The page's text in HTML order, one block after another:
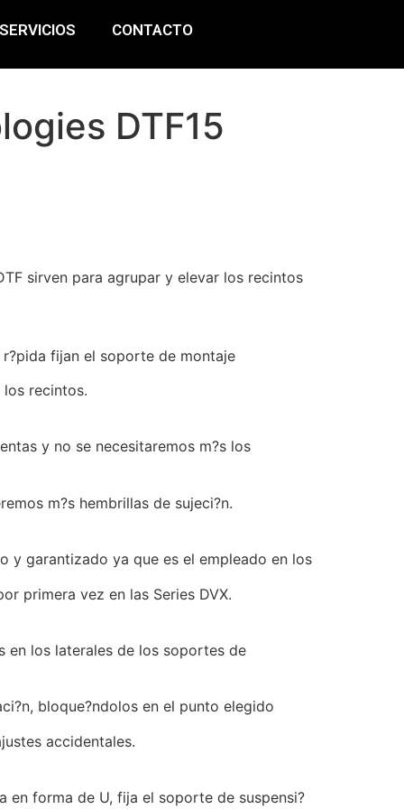
SERVICIOS CONTACTO
DTF15
sirven para agrupar y elevar los recintos
fijan el soporte de montaje
los recintos.
y no se necesitaremos m?s los
m?s hembrillas de sujeci?n.
y garantizado ya que es el empleado en los
primera vez en las Series DVX.
en los laterales de los soportes de
bloque?ndolos en el punto elegido
accidentales.
en forma de U, fija el soporte de suspensi?